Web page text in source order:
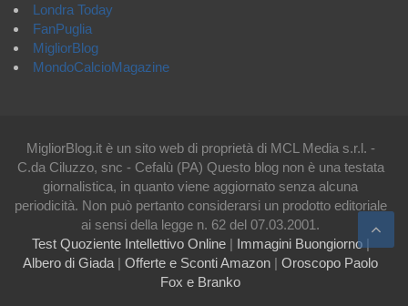
Londra Today
FanPuglia
MigliorBlog
MondoCalcioMagazine
MigliorBlog.it è un sito web di proprietà di MCL Media s.r.l. -
C.da Ciluzzo, snc - Cefalù (PA) Questo blog non è una testata
giornalistica, in quanto viene aggiornato senza alcuna
periodicità. Non può pertanto considerarsi un prodotto editoriale
ai sensi della legge n. 62 del 07.03.2001.
Test Quoziente Intellettivo Online| Immagini Buongiorno|
Albero di Giada | Offerte e Sconti Amazon | Oroscopo Paolo
Fox e Branko